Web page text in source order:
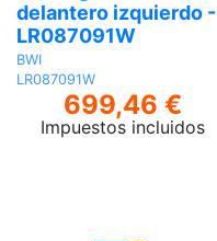
delantero izquierdo -
LR087091W
BWI
LR087091W
699,46 €
Impuestos incluidos